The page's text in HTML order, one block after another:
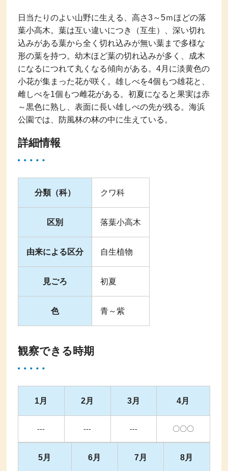
日当たりのよい山野に生える、高さ3～5ｍほどの落
葉小高木。葉は互い違いにつき（互生）、深い切れ
込みがある葉から全く切れ込みが無い葉まで多様な
形の葉を持つ。幼木ほど葉の切れ込みが多く、成木
になるにつれて丸くなる傾向がある。4月に淡黄色の
小花が集まった花が咲く。雄しべを4個もつ雄花と、
雌しべを1個もつ雌花がある。初夏になると果実は赤
～黒色に熟し、表面に長い雄しべの先が残る。海浜
公園では、防風林の林の中に生えている。
詳細情報
分類（科） クワ科
区別 落葉小高木
由来による区分 自生植物
見ごろ 初夏
色 青～紫
観察できる時期
1月 2月 3月 4月
--- --- --- 〇〇〇
5月 6月 7月 8月